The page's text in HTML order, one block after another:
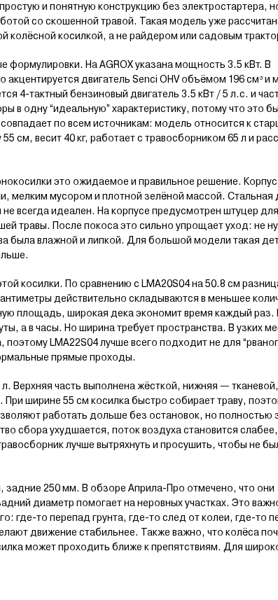
и понятную конструкцию без электростартера,
со скошенной травой. Такая модель уже
колёсной косилкой, а не райдером или садовым
формулировки. На AGROX указана мощность 3.5 кВт. В
двигатель Senci OHV объёмом 196 см³
4-тактный бензиновый двигатель 3.5 кВт / 5 л.с. и
одну “идеальную” характеристику, потому что это
по всем источникам: модель относится к
см, весит 40 кг, работает с травосборником 65 л и
это ожидаемое и правильное решение.
мелким мусором и плотной зелёной массой. Стальная
всегда идеален. На корпусе предусмотрен штуцер для
травы. После покоса это сильно упрощает уход: не
была влажной и липкой. Для большой модели такая
косилки. По сравнению с LMA20S04 на 50.8 см
действительно складываются в меньшее
площадь, широкая дека экономит время каждый раз.
а в часы. Но ширина требует пространства. В узких
LMA22S04 лучше всего подходит не для
прямые проходы.
часть выполнена жёсткой, нижняя —
ширине 55 см косилка быстро собирает траву,
работать дольше без остановок, но полностью
сбора ухудшается, поток воздуха становится
лучше вытряхнуть и просушить, чтобы не
задние 250 мм. В обзоре Априла-Про отмечено, что они
диаметр помогает на неровных участках. Это
где-то перепад грунта, где-то след от колеи, где-то
движение стабильнее. Также важно, что колёса
может проходить ближе к препятствиям. Для